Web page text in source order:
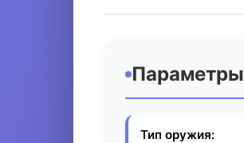
Параметры
Тип оружия: